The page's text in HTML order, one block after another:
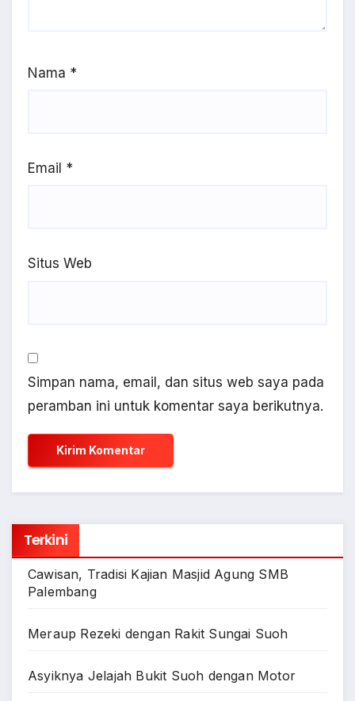
Nama *
Email *
Situs Web
Simpan nama, email, dan situs web saya pada
peramban ini untuk komentar saya berikutnya.
Terkini
Cawisan, Tradisi Kajian Masjid Agung SMB
Palembang
Meraup Rezeki dengan Rakit Sungai Suoh
Asyiknya Jelajah Bukit Suoh dengan Motor